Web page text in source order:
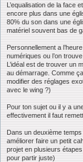
L’equalisation de la face
encore plus dans une
80% du son dans une
matériel souvent bas de
Personnellement a
numériques ou l’on
L’idéal est de trouver un
au démarrage. Comme
modifier des réglages
avec le wing ?)
Pour ton sujet ou il y a
effectivement il faut
Dans un deuxième
améliorer faire un petit
projet en plusieurs
pour partir juste)